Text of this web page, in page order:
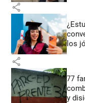
share
los
share
77
y